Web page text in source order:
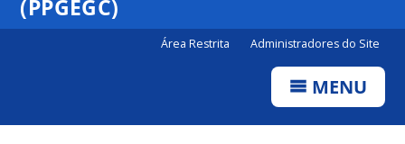
(PPGEGC)
Área Restrita Administradores do Site
MENU